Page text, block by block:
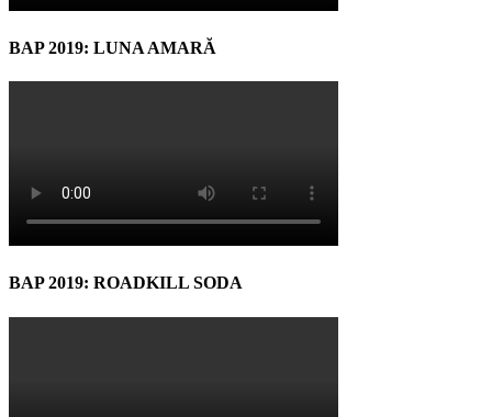
BAP 2019: LUNA AMARĂ
BAP 2019: ROADKILL SODA